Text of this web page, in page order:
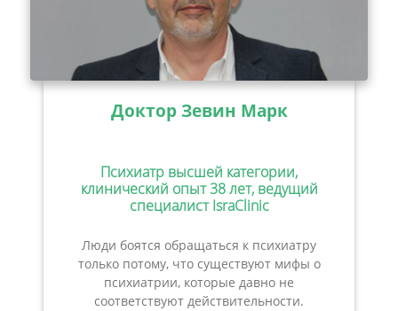
Доктор Зевин Марк
Психиатр высшей категории,
клинический опыт 38 лет, ведущий
специалист IsraClinic
Люди боятся обращаться к психиатру
только потому, что существуют мифы о
психиатрии, которые давно не
соответствуют действительности.